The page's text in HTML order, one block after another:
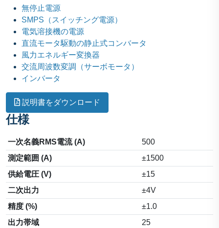
無停止電源
SMPS（スイッチング電源）
電気溶接機の電源
直流モータ駆動の静止式コンバータ
風力エネルギー変換器
交流周波数変調（サーボモータ）
インバータ
説明書をダウンロード
仕様
一次名義RMS電流 (A)
500
測定範囲 (A)
±1500
供給電圧 (V)
±15
二次出力
±4V
精度 (%)
±1.0
出力帯域
25